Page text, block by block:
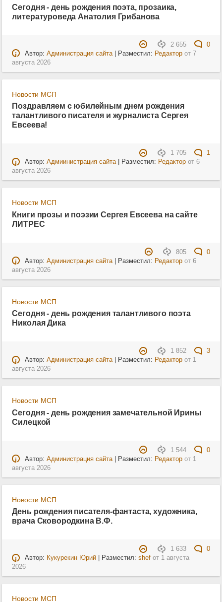
Сегодня - день рождения поэта, прозаика,
литературоведа Анатолия Грибанова
2 655
0
Автор: Администрация сайта| Разместил: Редакторот 7
августа 2026
Новости МСП
Поздравляем с юбилейным днем рождения
талантливого писателя и журналиста Сергея
Евсеева!
1 705
1
Автор: Адмиинистрация сайта| Разместил: Редакторот 6
августа 2026
Новости МСП
Книги прозы и поэзии Сергея Евсеева на сайте
ЛИТРЕС
805
0
Автор: Администрация сайта| Разместил: Редакторот 6
августа 2026
Новости МСП
Сегодня - день рождения талантливого поэта
Николая Дика
1 852
3
Автор: Администрация сайта| Разместил: Редакторот 1
августа 2026
Новости МСП
Сегодня - день рождения замечательной Ирины
Силецкой
1 544
0
Автор: Администрация сайта| Разместил: Редакторот 1
августа 2026
Новости МСП
День рождения писателя-фантаста, художника,
врача Сковородкина В.Ф.
1 633
0
Автор: Кукурекин Юрий| Разместил: shefот 1 августа
2026
Новости МСП